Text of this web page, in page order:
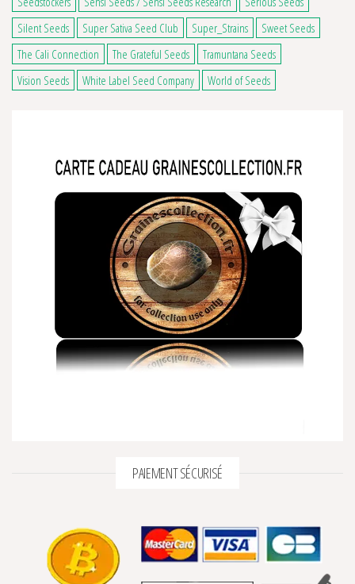
Silent Seeds
Super Sativa Seed Club Super_Strains
Sweet Seeds
The Cali Connection
The Grateful Seeds
Tramuntana Seeds
Vision Seeds
White Label Seed Company World of Seeds
PAIEMENT SÉCURISÉ